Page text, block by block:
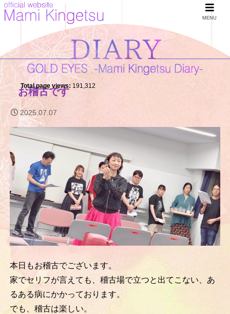
Total page views: 191,312
お稽古です
2025.07.07
本日もお稽古でございます。
家でセリフが言えても、稽古場で立つと出てこない、あ
るある病にかかっております。
でも、稽古は楽しい。
MENU